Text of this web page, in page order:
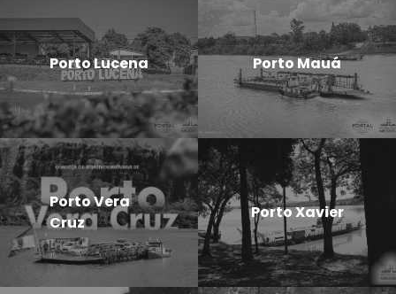
Porto Lucena Porto Mauá
Porto Vera
Cruz
Porto Xavier